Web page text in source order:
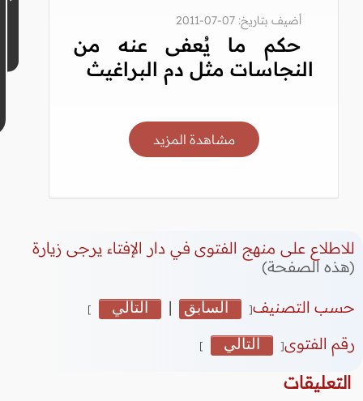
أضيف بتاريخ: 07-07-2011
حكم ما يُعفى عنه من
النجاسات مثل دم البراغيث
مشاهدة المزيد
للاطلاع على منهج الفتوى في دار الإفتاء يرجى زيارة
(هذه الصفحة)
حسب التصنيف[ السابق | التالي ]
رقم الفتوى[ التالي ]
التعليقات